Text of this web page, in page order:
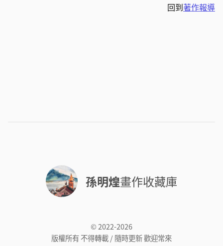
回到著作報導
孫明煌畫作收藏庫
© 2022-2026
版權所有 不得轉載 / 隨時更新 歡迎常來